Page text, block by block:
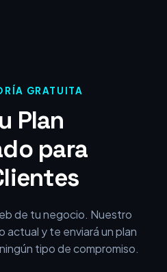
GRATUITA
Plan
para
de tu negocio. Nuestro
actual y te enviará un plan
tipo de compromiso.